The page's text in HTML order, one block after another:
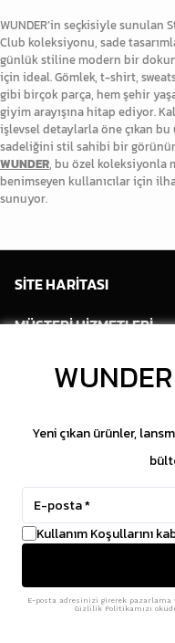
WUNDER’in seçkisiyle sunulan
Club koleksiyonu, sade
günlük stiline modern bir
için ideal. Gömlek, t-shirt,
gibi birçok parça, hem şehir
giyim arayışına hitap ediyor.
işlevsel detaylarla öne çıkan
sadeliğini stil sahibi bir
WUNDER, bu özel koleksiyonla
benimseyen kullanıcılar için
sunuyor.
SİTE HARİTASI
MÜŞTERİ HİZMETLERİ
HESABIM
SOSYAL MEDYA
Copyright © 2026
ikasE-Ticaret Altyapısı
Yeni çıkan ürünler,
Kullanım Koşullarını
E-posta adresinizi girerek
Gizlilik Politikamızı